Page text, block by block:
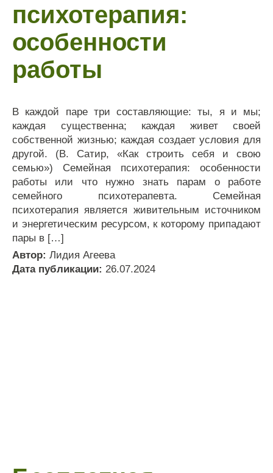
психотерапия:
особенности
работы
В каждой паре три составляющие: ты, я и мы;
каждая существенна; каждая живет своей
собственной жизнью; каждая создает условия для
другой. (В. Сатир, «Как строить себя и свою
семью») Семейная психотерапия: особенности
работы или что нужно знать парам о работе
семейного психотерапевта. Семейная
психотерапия является живительным источником
и энергетическим ресурсом, к которому припадают
пары в […]
Автор: Лидия Агеева
Дата публикации: 26.07.2024